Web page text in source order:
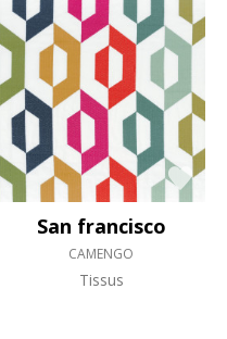
San francisco
CAMENGO
Tissus